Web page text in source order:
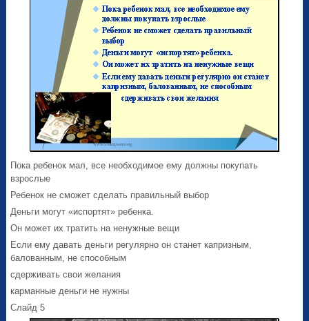
Пока ребенок мал, все необходимое ему должны покупать
взрослые
Ребенок не сможет сделать правильный выбор
Деньги могут «испортят» ребенка.
Он может их тратить на ненужные вещи
Если ему давать деньги регулярно он станет капризным,
балованным, не способным
сдерживать свои желания
карманные деньги не нужны
Слайд 5